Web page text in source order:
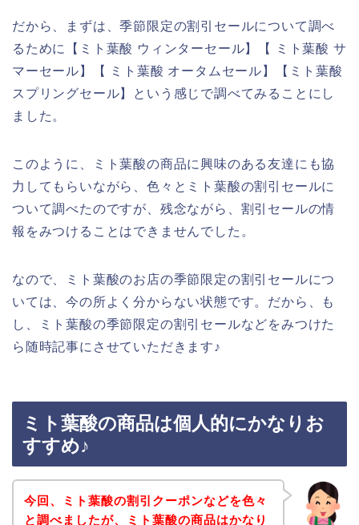
だから、まずは、季節限定の割引セールについて調べ
るために【ミト葉酸 ウィンターセール】【 ミト葉酸 サ
マーセール】【 ミト葉酸 オータムセール】【ミト葉酸
スプリングセール】という感じで調べてみることにし
ました。
このように、ミト葉酸の商品に興味のある友達にも協
力してもらいながら、色々とミト葉酸の割引セールに
ついて調べたのですが、残念ながら、割引セールの情
報をみつけることはできませんでした。
なので、ミト葉酸のお店の季節限定の割引セールにつ
いては、今の所よく分からない状態です。だから、も
し、ミト葉酸の季節限定の割引セールなどをみつけた
ら随時記事にさせていただきます♪
ミト葉酸の商品は個人的にかなりお
すすめ♪
今回、ミト葉酸の割引クーポンなどを色々
と調べましたが、ミト葉酸の商品はかなり